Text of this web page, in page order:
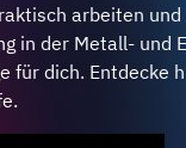
arbeiten
in der Metall- und
für dich. Entdecke